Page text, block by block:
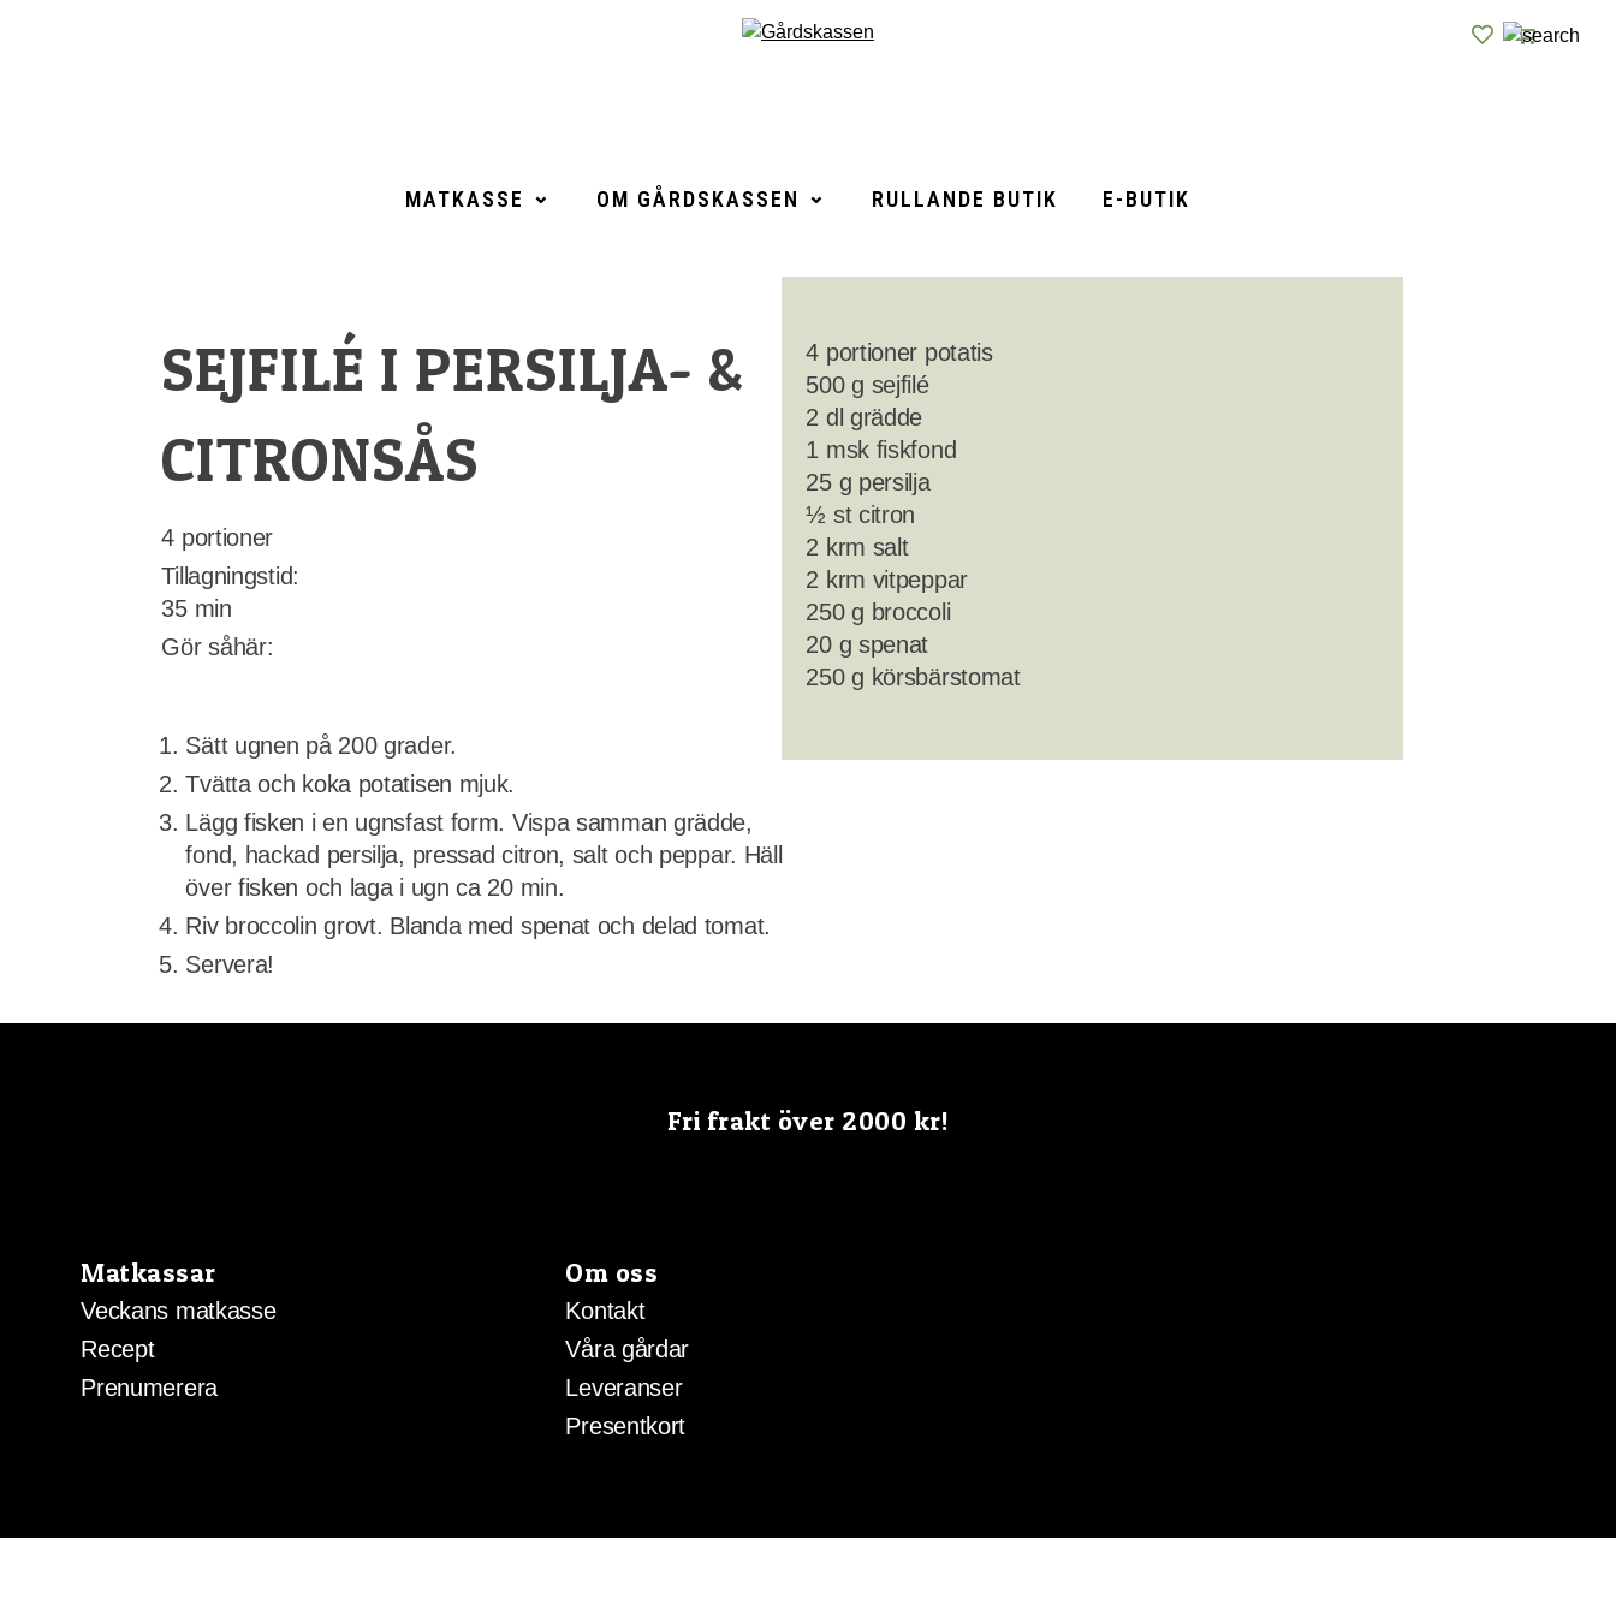
MATKASSE OM GÅRDSKASSEN RULLANDE BUTIK E-BUTIK
SEJFILÉ I PERSILJA- &
CITRONSÅS
4 portioner
Tillagningstid:
35 min
Gör såhär:
Sätt ugnen på 200 grader.
Tvätta och koka potatisen mjuk.
Lägg fisken i en ugnsfast form. Vispa samman grädde,
fond, hackad persilja, pressad citron, salt och peppar. Häll
över fisken och laga i ugn ca 20 min.
Riv broccolin grovt. Blanda med spenat och delad tomat.
Servera!
4 portioner potatis
500 g sejfilé
2 dl grädde
1 msk fiskfond
25 g persilja
½ st citron
2 krm salt
2 krm vitpeppar
250 g broccoli
20 g spenat
250 g körsbärstomat
Fri frakt över 2000 kr!
Matkassar
Veckans matkasse
Recept
Prenumerera
Om oss
Kontakt
Våra gårdar
Leveranser
Presentkort